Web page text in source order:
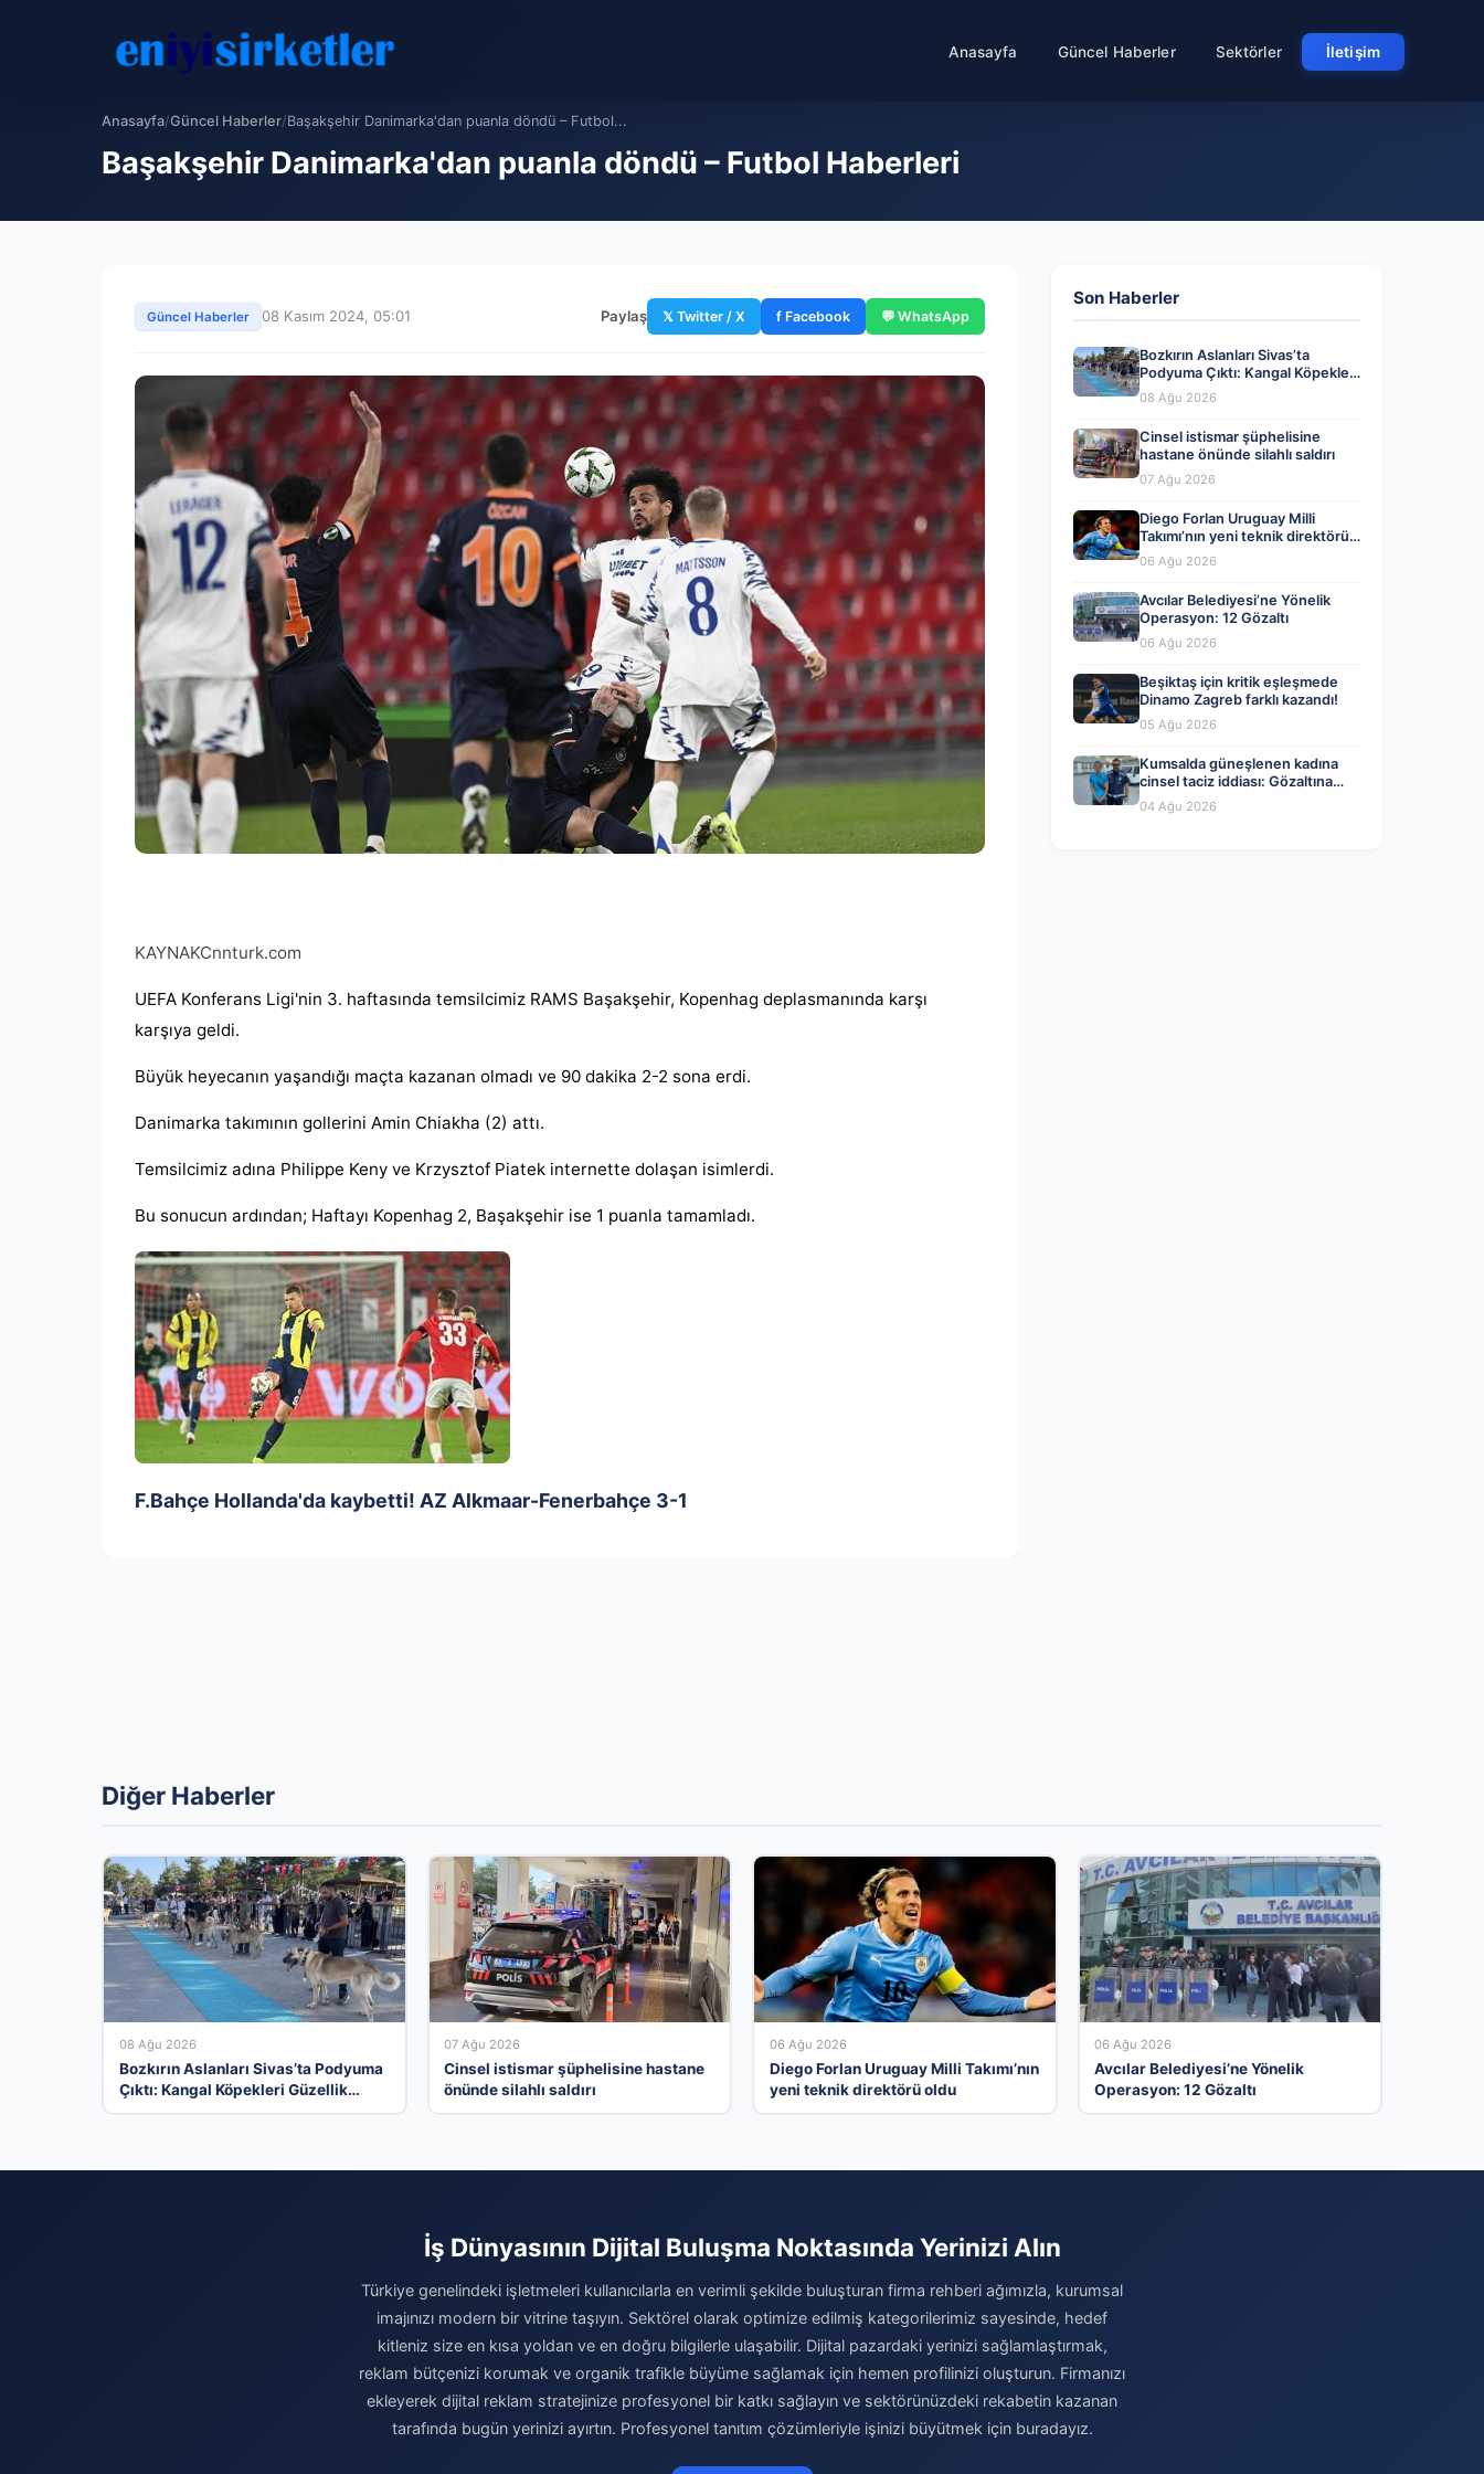
Anasayfa Güncel Haberler Sektörler İletişim
Anasayfa/Güncel Haberler/Başakşehir Danimarka'dan puanla döndü – Futbol...
Başakşehir Danimarka'dan puanla döndü – Futbol Haberleri
Güncel Haberler 08 Kasım 2024, 05:01 Paylaş 𝕏 Twitter / X f Facebook 💬 WhatsApp
KAYNAKCnnturk.com
UEFA Konferans Ligi'nin 3. haftasında temsilcimiz RAMS Başakşehir, Kopenhag deplasmanında karşı
karşıya geldi.
Büyük heyecanın yaşandığı maçta kazanan olmadı ve 90 dakika 2-2 sona erdi.
Danimarka takımının gollerini Amin Chiakha (2) attı.
Temsilcimiz adına Philippe Keny ve Krzysztof Piatek internette dolaşan isimlerdi.
Bu sonucun ardından; Haftayı Kopenhag 2, Başakşehir ise 1 puanla tamamladı.
F.Bahçe Hollanda'da kaybetti! AZ Alkmaar-Fenerbahçe 3-1
Son Haberler
Bozkırın Aslanları Sivas’ta
Podyuma Çıktı: Kangal Köpekleri
Güzellik Yarışmasında Yarıştı
08 Ağu 2026
Cinsel istismar şüphelisine
hastane önünde silahlı saldırı
07 Ağu 2026
Diego Forlan Uruguay Milli
Takımı’nın yeni teknik direktörü
oldu
06 Ağu 2026
Avcılar Belediyesi’ne Yönelik
Operasyon: 12 Gözaltı
06 Ağu 2026
Beşiktaş için kritik eşleşmede
Dinamo Zagreb farklı kazandı!
05 Ağu 2026
Kumsalda güneşlenen kadına
cinsel taciz iddiası: Gözaltına
alındı
04 Ağu 2026
Diğer Haberler
08 Ağu 2026
Bozkırın Aslanları Sivas’ta Podyuma
Çıktı: Kangal Köpekleri Güzellik
07 Ağu 2026
Cinsel istismar şüphelisine hastane
önünde silahlı saldırı
06 Ağu 2026
Diego Forlan Uruguay Milli Takımı’nın
yeni teknik direktörü oldu
06 Ağu 2026
Avcılar Belediyesi’ne Yönelik
Operasyon: 12 Gözaltı
İş Dünyasının Dijital Buluşma Noktasında Yerinizi Alın
Türkiye genelindeki işletmeleri kullanıcılarla en verimli şekilde buluşturan firma rehberi ağımızla, kurumsal
imajınızı modern bir vitrine taşıyın. Sektörel olarak optimize edilmiş kategorilerimiz sayesinde, hedef
kitleniz size en kısa yoldan ve en doğru bilgilerle ulaşabilir. Dijital pazardaki yerinizi sağlamlaştırmak,
reklam bütçenizi korumak ve organik trafikle büyüme sağlamak için hemen profilinizi oluşturun. Firmanızı
ekleyerek dijital reklam stratejinize profesyonel bir katkı sağlayın ve sektörünüzdeki rekabetin kazanan
tarafında bugün yerinizi ayırtın. Profesyonel tanıtım çözümleriyle işinizi büyütmek için buradayız.